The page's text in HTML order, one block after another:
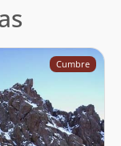
Cumbre